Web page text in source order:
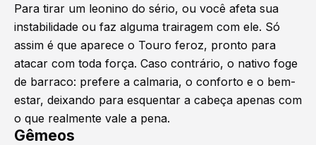
Para tirar um leonino do sério, ou você afeta sua
instabilidade ou faz alguma trairagem com ele. Só
assim é que aparece o Touro feroz, pronto para
atacar com toda força. Caso contrário, o nativo foge
de barraco: prefere a calmaria, o conforto e o bem-
estar, deixando para esquentar a cabeça apenas com
o que realmente vale a pena.
Gêmeos